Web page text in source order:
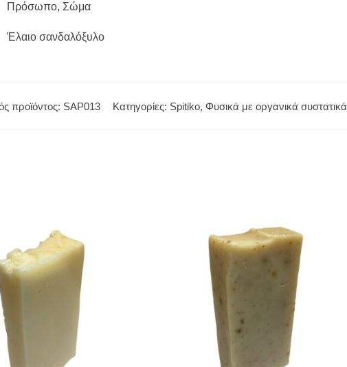
Πρόσωπο, Σώμα
Έλαιο σανδαλόξυλο
προϊόντος: SAP013 Κατηγορίες: Spitiko, Φυσικά με οργανικά συστατικά